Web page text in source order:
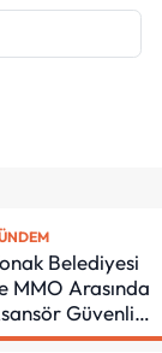
Belediyesi
MMO Arasında
Güvenliği
Önemli